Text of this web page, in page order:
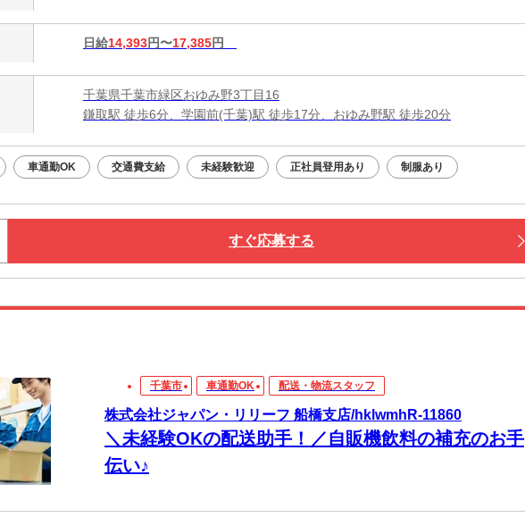
日給14,393円〜17,385円
千葉県千葉市緑区おゆみ野3丁目16
鎌取駅 徒歩6分、学園前(千葉)駅 徒歩17分、おゆみ野駅 徒歩20分
車通勤OK 交通費支給 未経験歓迎 正社員登用あり 制服あり
すぐ応募する
千葉市 車通勤OK 配送・物流スタッフ
株式会社ジャパン・リリーフ 船橋支店/hklwmhR-11860
＼未経験OKの配送助手！／自販機飲料の補充のお手
伝い♪